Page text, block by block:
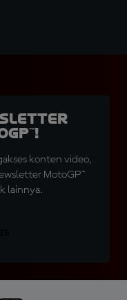
konten video,
MotoGP™
lainnya.